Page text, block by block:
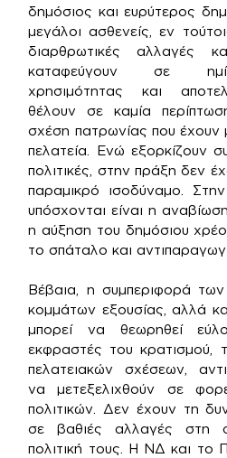
δημόσιος και ευρύτερος
μεγάλοι ασθενείς, εν
διαρθρωτικές αλλαγές
καταφεύγουν σε
χρησιμότητας και
θέλουν σε καμία
σχέση πατρωνίας που έχουν
πελατεία. Ενώ εξορκίζουν
πολιτικές, στην πράξη δεν
παραμικρό ισοδύναμο.
υπόσχονται είναι η
η αύξηση του δημόσιου
το σπάταλο και
Βέβαια, η συμπεριφορά
κομμάτων εξουσίας, αλλά
μπορεί να θεωρηθεί
εκφραστές του κρατισμού,
πελατειακών σχέσεων,
να μετεξελιχθούν σε
πολιτικών. Δεν έχουν τη
σε βαθιές αλλαγές στη
πολιτική τους. Η ΝΔ και